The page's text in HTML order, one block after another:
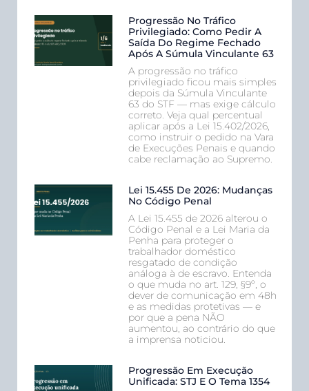
Progressão No Tráfico
Privilegiado: Como Pedir A
Saída Do Regime Fechado
Após A Súmula Vinculante 63
A progressão no tráfico
privilegiado ficou mais simples
depois da Súmula Vinculante
63 do STF — mas exige cálculo
correto. Veja qual percentual
aplicar após a Lei 15.402/2026,
como instruir o pedido na Vara
de Execuções Penais e quando
cabe reclamação ao Supremo.
Lei 15.455 De 2026: Mudanças
No Código Penal
A Lei 15.455 de 2026 alterou o
Código Penal e a Lei Maria da
Penha para proteger o
trabalhador doméstico
resgatado de condição
análoga à de escravo. Entenda
o que muda no art. 129, §9º, o
dever de comunicação em 48h
e as medidas protetivas — e
por que a pena NÃO
aumentou, ao contrário do que
a imprensa noticiou.
Progressão Em Execução
Unificada: STJ E O Tema 1354